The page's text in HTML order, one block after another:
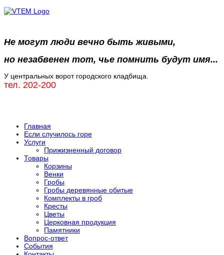
Не могут люди вечно быть живыми,
но незабвенен тот, чье помнить будут имя...
У центральных ворот городского кладбища.
тел. 202-200
Главная
Если случилось горе
Услуги
Прижизненный договор
Товары
Корзины
Венки
Гробы
Гробы деревянные обитые
Комплекты в гроб
Кресты
Цветы
Церковная продукция
Памятники
Вопрос-ответ
События